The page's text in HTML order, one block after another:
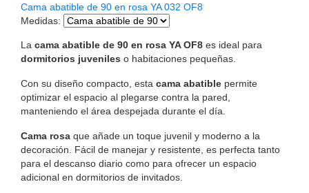
Cama abatible de 90 en rosa YA 032 OF8
Medidas:
La cama abatible de 90 en rosa YA OF8 es ideal para
dormitorios juveniles o habitaciones pequeñas.
Con su diseño compacto, esta cama abatible permite
optimizar el espacio al plegarse contra la pared,
manteniendo el área despejada durante el día.
Cama rosa que añade un toque juvenil y moderno a la
decoración. Fácil de manejar y resistente, es perfecta tanto
para el descanso diario como para ofrecer un espacio
adicional en dormitorios de invitados.